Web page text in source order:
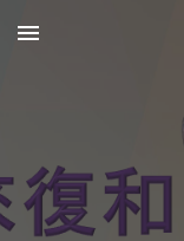
Skip to main content